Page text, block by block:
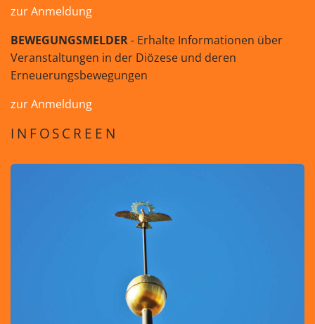
zur Anmeldung
BEWEGUNGSMELDER- Erhalte Informationen über
Veranstaltungen in der Diözese und deren
Erneuerungsbewegungen
zur Anmeldung
INFOSCREEN